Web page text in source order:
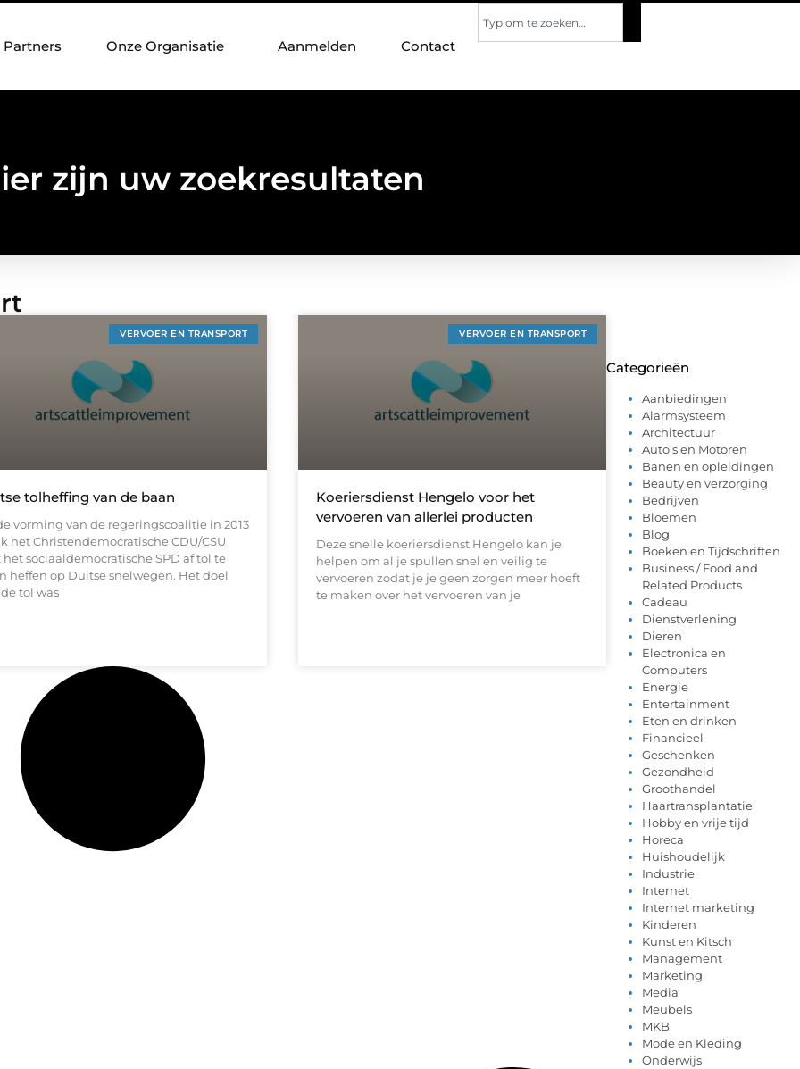
Partners Onze Organisatie Aanmelden Contact
zijn uw zoekresultaten
VERVOER EN TRANSPORT
tolheffing van de baan
vorming van de regeringscoalitie in 2013
het Christendemocratische CDU/CSU
het sociaaldemocratische SPD af tol te
heffen op Duitse snelwegen. Het doel
tol was
VERVOER EN TRANSPORT
Koeriersdienst Hengelo voor het
vervoeren van allerlei producten
Deze snelle koeriersdienst Hengelo kan je
helpen om al je spullen snel en veilig te
vervoeren zodat je je geen zorgen meer hoeft
te maken over het vervoeren van je
Categorieën
Aanbiedingen
Alarmsysteem
Architectuur
Auto's en Motoren
Banen en opleidingen
Beauty en verzorging
Bedrijven
Bloemen
Blog
Boeken en Tijdschriften
Business / Food and
Related Products
Cadeau
Dienstverlening
Dieren
Electronica en
Computers
Energie
Entertainment
Eten en drinken
Financieel
Geschenken
Gezondheid
Groothandel
Haartransplantatie
Hobby en vrije tijd
Horeca
Huishoudelijk
Industrie
Internet
Internet marketing
Kinderen
Kunst en Kitsch
Management
Marketing
Media
Meubels
MKB
Mode en Kleding
Onderwijs